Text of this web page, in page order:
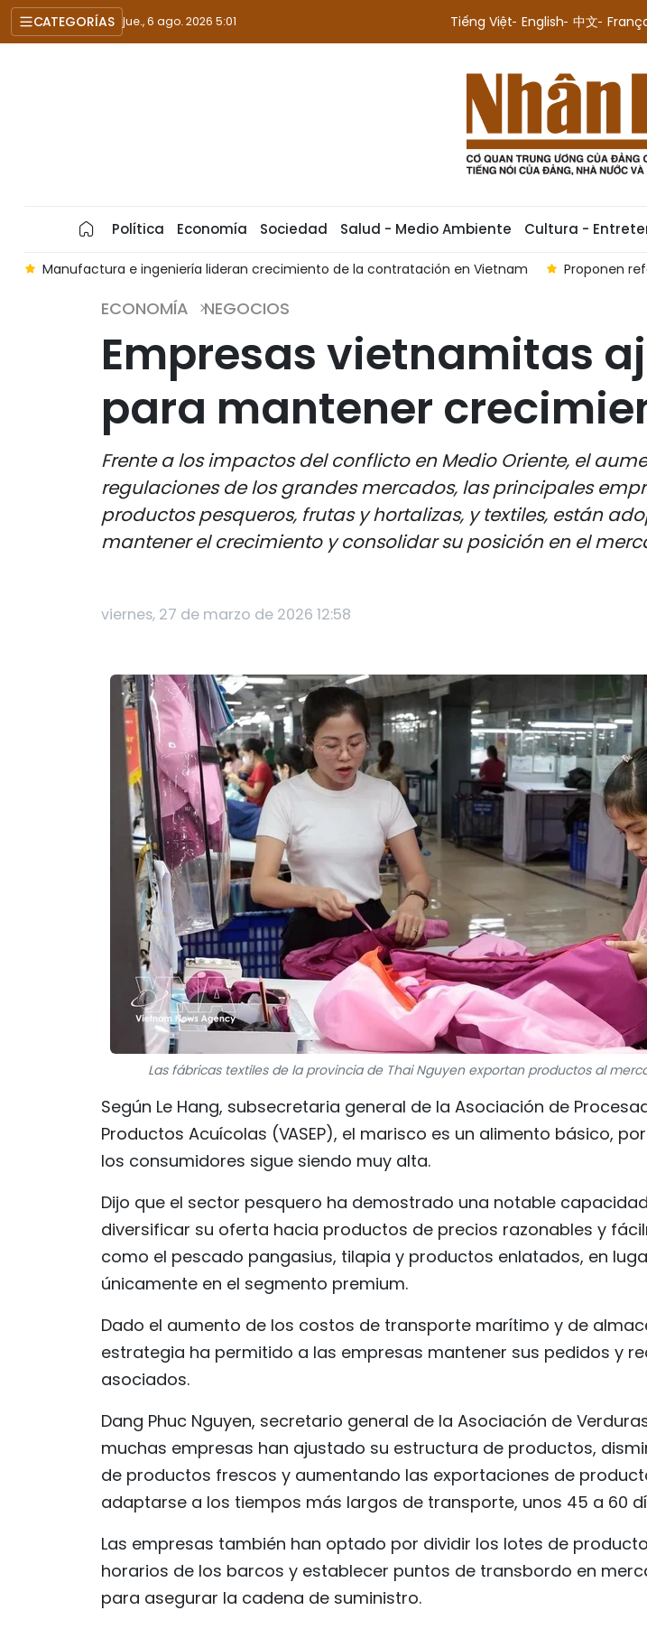
CATEGORÍAS jue., 6 ago. 2026 5:01 Tiếng Việt English 中文
Política Economía Sociedad Salud - Medio Ambiente Cultura -
Manufactura e ingeniería lideran crecimiento de la contratación en Vietnam Proponen
ECONOMÍA NEGOCIOS
Empresas vietnamitas
para mantener
Frente a los impactos del conflicto en Medio Oriente, el
regulaciones de los grandes mercados, las principales
productos pesqueros, frutas y hortalizas, y textiles, están
mantener el crecimiento y consolidar su posición en el
viernes, 27 de marzo de 2026 12:58
Las fábricas textiles de la provincia de Thai Nguyen exportan productos al
Según Le Hang, subsecretaria general de la Asociación de
Productos Acuícolas (VASEP), el marisco es un alimento básico,
los consumidores sigue siendo muy alta.
Dijo que el sector pesquero ha demostrado una notable
diversificar su oferta hacia productos de precios razonables y
como el pescado pangasius, tilapia y productos enlatados, en
únicamente en el segmento premium.
Dado el aumento de los costos de transporte marítimo y de
estrategia ha permitido a las empresas mantener sus pedidos y
asociados.
Dang Phuc Nguyen, secretario general de la Asociación de
muchas empresas han ajustado su estructura de productos,
de productos frescos y aumentando las exportaciones de
adaptarse a los tiempos más largos de transporte, unos 45 a 60
Las empresas también han optado por dividir los lotes de
horarios de los barcos y establecer puntos de transbordo en
para asegurar la cadena de suministro.